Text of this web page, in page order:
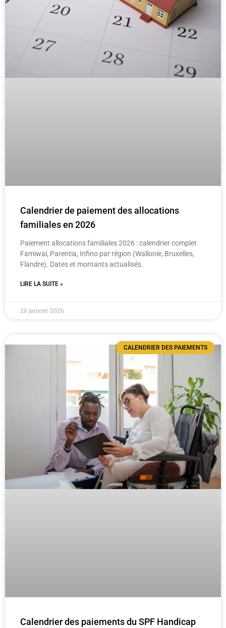
Calendrier de paiement des allocations
familiales en 2026
Paiement allocations familiales 2026 : calendrier complet
Famiwal, Parentia, Infino par région (Wallonie, Bruxelles,
Flandre). Dates et montants actualisés.
LIRE LA SUITE »
26 janvier 2026
CALENDRIER DES PAIEMENTS
Calendrier des paiements du SPF Handicap